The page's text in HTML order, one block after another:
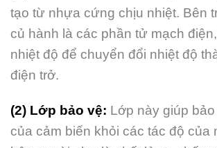
tạo từ nhựa cứng chịu nhiệt. Bên
củ hành là các phần tử mạch
nhiệt độ để chuyển đổi nhiệt độ
điện trở.
(2) Lớp bảo vệ: Lớp này giúp
của cảm biến khỏi các tác độ của